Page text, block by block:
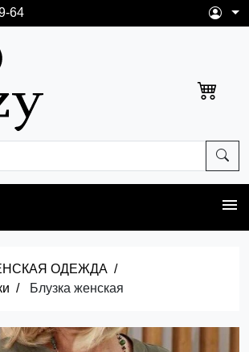
64
ОДЕЖДА
Блузка женская